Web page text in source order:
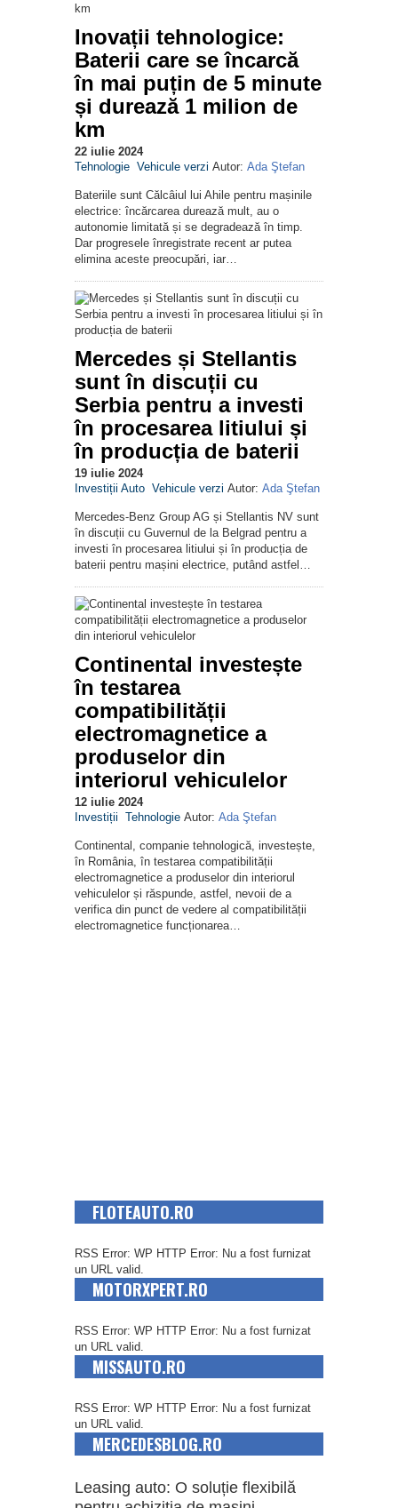
Inovații tehnologice:
Baterii care se încarcă
în mai puțin de 5 minute
și durează 1 milion de
km
22 iulie 2024
Tehnologie Vehicule verzi Autor: Ada Ştefan
Bateriile sunt Călcâiul lui Ahile pentru mașinile
electrice: încărcarea durează mult, au o
autonomie limitată și se degradează în timp.
Dar progresele înregistrate recent ar putea
elimina aceste preocupări, iar…
Mercedes și Stellantis
sunt în discuții cu
Serbia pentru a investi
în procesarea litiului și
în producția de baterii
19 iulie 2024
Investiții Auto Vehicule verzi Autor: Ada Ştefan
Mercedes-Benz Group AG și Stellantis NV sunt
în discuții cu Guvernul de la Belgrad pentru a
investi în procesarea litiului și în producția de
baterii pentru mașini electrice, putând astfel…
Continental investește
în testarea
compatibilității
electromagnetice a
produselor din
interiorul vehiculelor
12 iulie 2024
Investiții Tehnologie Autor: Ada Ştefan
Continental, companie tehnologică, investește,
în România, în testarea compatibilității
electromagnetice a produselor din interiorul
vehiculelor și răspunde, astfel, nevoii de a
verifica din punct de vedere al compatibilității
electromagnetice funcționarea…
FLOTEAUTO.RO
RSS Error: WP HTTP Error: Nu a fost furnizat
un URL valid.
MOTORXPERT.RO
RSS Error: WP HTTP Error: Nu a fost furnizat
un URL valid.
MISSAUTO.RO
RSS Error: WP HTTP Error: Nu a fost furnizat
un URL valid.
MERCEDESBLOG.RO
Leasing auto: O soluție flexibilă